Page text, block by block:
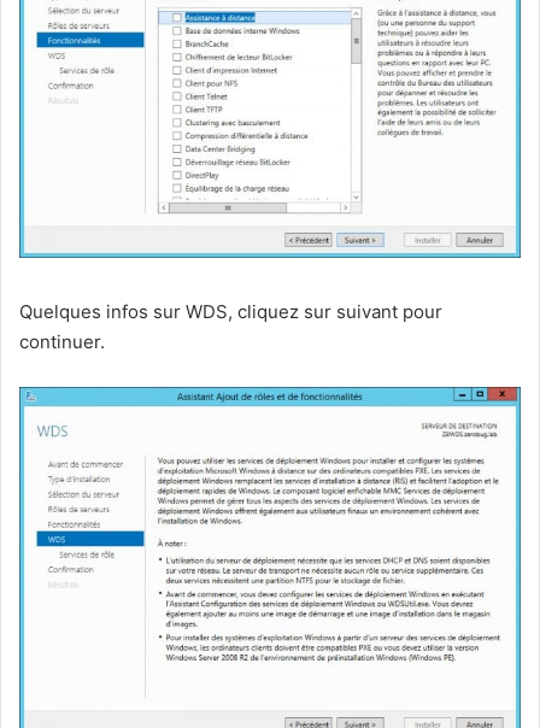
Quelques infos sur WDS, cliquez sur suivant pour
continuer.